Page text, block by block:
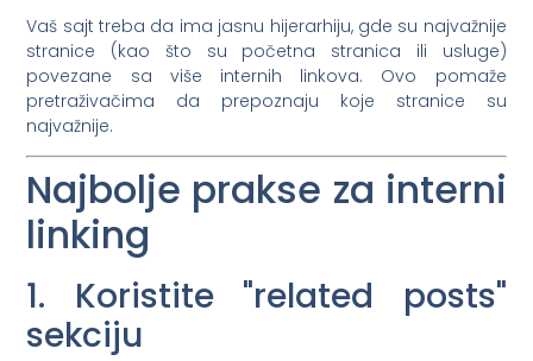
Vaš sajt treba da ima jasnu hijerarhiju, gde su najvažnije
stranice (kao što su početna stranica ili usluge)
povezane sa više internih linkova. Ovo pomaže
pretraživačima da prepoznaju koje stranice su
najvažnije.
Najbolje prakse za interni
linking
1. Koristite "related posts"
sekciju